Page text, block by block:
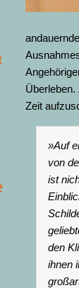
Zeit
»Auf
von
ist
den
ihnen